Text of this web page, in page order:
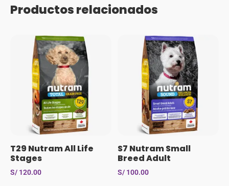
Productos relacionados
T29 Nutram All Life
Stages
S/ 120.00
S7 Nutram Small
Breed Adult
S/ 100.00